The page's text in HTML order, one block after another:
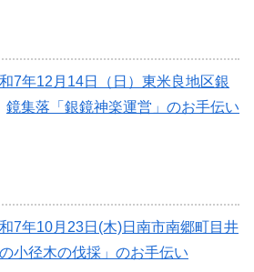
7年12月14日（日）東米良地区銀
鏡集落「銀鏡神楽運営」のお手伝い
7年10月23日(木)日南市南郷町目井
小径木の伐採」のお手伝い